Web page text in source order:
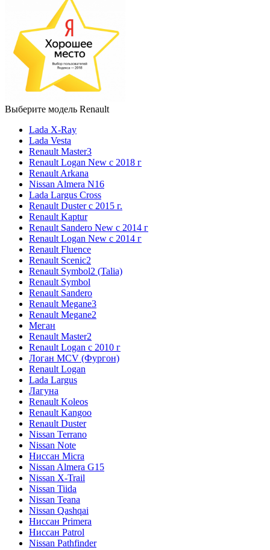
Выберите модель Renault
Lada X-Ray
Lada Vesta
Renault Master3
Renault Logan New с 2018 г
Renault Arkana
Nissan Almera N16
Lada Largus Cross
Renault Duster с 2015 г.
Renault Kaptur
Renault Sandero New с 2014 г
Renault Logan New с 2014 г
Renault Fluence
Renault Scenic2
Renault Symbol2 (Talia)
Renault Symbol
Renault Sandero
Renault Megane3
Renault Megane2
Меган
Renault Master2
Renault Logan c 2010 г
Логан МСV (Фургон)
Renault Logan
Lada Largus
Лагуна
Renault Koleos
Renault Kangoo
Renault Duster
Nissan Terrano
Nissan Note
Ниссан Micra
Nissan Almera G15
Nissan X-Trail
Nissan Tiida
Nissan Teana
Nissan Qashqai
Ниссан Primera
Ниссан Patrol
Nissan Pathfinder